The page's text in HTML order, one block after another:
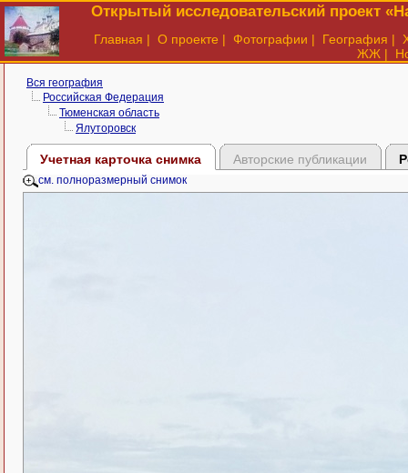
Открытый исследовательский проект
Главная | О проекте | Фотографии | География |
ЖЖ |
Вся география
Российская Федерация
Тюменская область
Ялуторовск
Учетная карточка снимка Авторские публикации
см. полноразмерный снимок